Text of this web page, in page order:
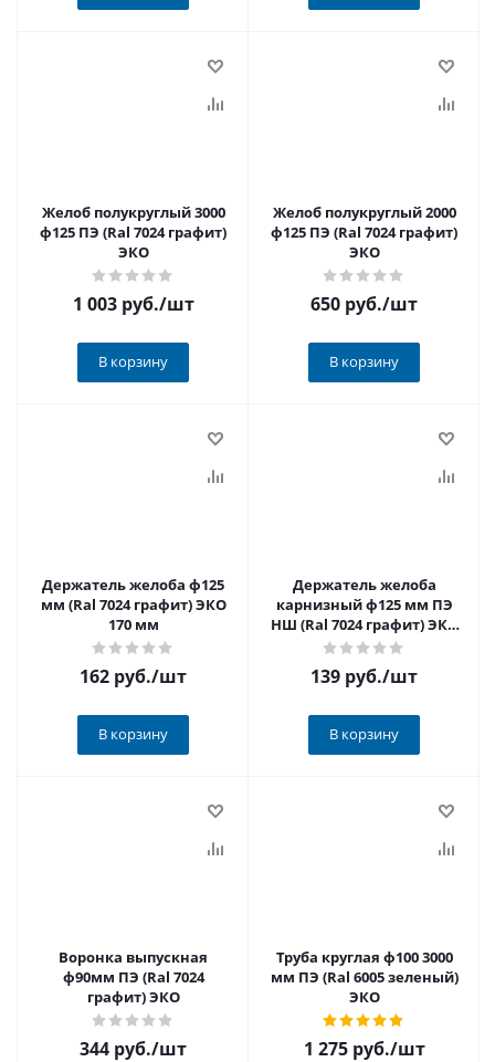
Желоб полукруглый 3000
ф125 ПЭ (Ral 7024 графит)
ЭКО
1 003 руб./шт
В корзину
Желоб полукруглый 2000
ф125 ПЭ (Ral 7024 графит)
ЭКО
650 руб./шт
В корзину
Держатель желоба ф125
мм (Ral 7024 графит) ЭКО
170 мм
162 руб./шт
В корзину
Держатель желоба
карнизный ф125 мм ПЭ
НШ (Ral 7024 графит) ЭКО
70 мм
139 руб./шт
В корзину
Воронка выпускная
ф90мм ПЭ (Ral 7024
графит) ЭКО
344 руб./шт
Труба круглая ф100 3000
мм ПЭ (Ral 6005 зеленый)
ЭКО
1 275 руб./шт